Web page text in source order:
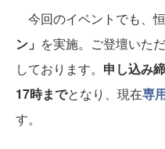
今回のイベントでも、
ン」 を実施。ご登壇いた
しております。 申し込み
17時までとなり、現在専
す。